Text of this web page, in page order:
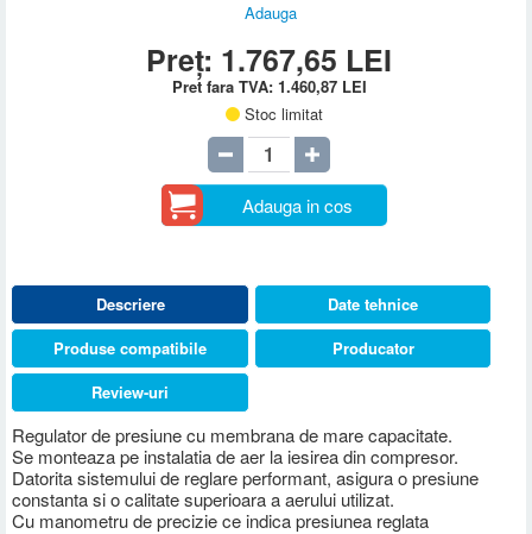
Adauga
Preț: 1.767,65 LEI
Pret fara TVA: 1.460,87 LEI
Stoc limitat
Adauga in cos
Descriere
Regulator de presiune cu membrana de mare capacitate.
Se monteaza pe instalatia de aer la iesirea din compresor.
Datorita sistemului de reglare performant, asigura o presiune
constanta si o calitate superioara a aerului utilizat.
Cu manometru de precizie ce indica presiunea reglata
Date tehnice
Produse compatibile
Producator
Review-uri